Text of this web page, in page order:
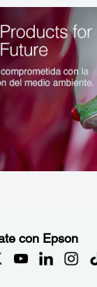
con Epson